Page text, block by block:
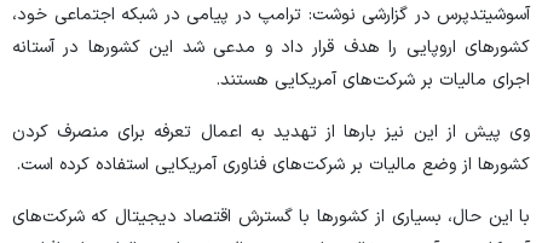
آسوشیتدپرس در گزارشی نوشت: ترامپ در پیامی در شبکه اجتماعی خود،
کشور‌های اروپایی را هدف قرار داد و مدعی شد این کشور‌ها در آستانه
اجرای مالیات بر شرکت‌های آمریکایی هستند.
وی پیش از این نیز بار‌ها از تهدید به اعمال تعرفه برای منصرف کردن
کشور‌ها از وضع مالیات بر شرکت‌های فناوری آمریکایی استفاده کرده است.
با این حال، بسیاری از کشور‌ها با گسترش اقتصاد دیجیتال که شرکت‌های